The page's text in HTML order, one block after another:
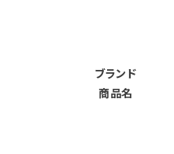
ブランド
商品名